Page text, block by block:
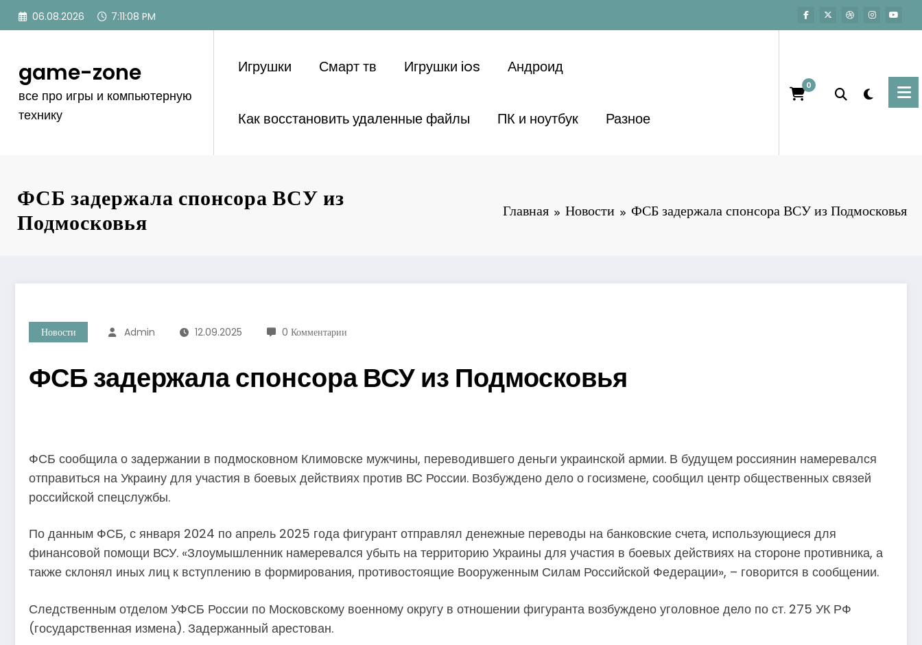
Перейти
06.08.2026 7:11:09 PM
game-zone
все про игры и компьютерную
технику
Игрушки Смарт тв Игрушки ios Андроид
Как восстановить удаленные файлы ПК и ноутбук Разное
0
ФСБ задержала спонсора ВСУ из
Подмосковья
Главная Новости ФСБ задержала спонсора ВСУ из Подмосковья
Новости Admin 12.09.2025 0 Комментарии
ФСБ задержала спонсора ВСУ из Подмосковья
ФСБ сообщила о задержании в подмосковном Климовске мужчины, переводившего деньги украинской армии. В будущем россиянин намеревался
отправиться на Украину для участия в боевых действиях против ВС России. Возбуждено дело о госизмене, сообщил центр общественных связей
российской спецслужбы.
По данным ФСБ, с января 2024 по апрель 2025 года фигурант отправлял денежные переводы на банковские счета, использующиеся для
финансовой помощи ВСУ. «Злоумышленник намеревался убыть на территорию Украины для участия в боевых действиях на стороне противника, а
также склонял иных лиц к вступлению в формирования, противостоящие Вооруженным Силам Российской Федерации», – говорится в сообщении.
Следственным отделом УФСБ России по Московскому военному округу в отношении фигуранта возбуждено уголовное дело по ст. 275 УК РФ
(государственная измена). Задержанный арестован.